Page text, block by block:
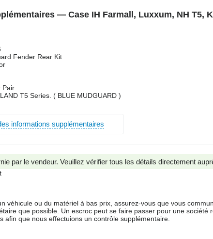
— Case IH Farmall, Luxxum, NH T5,
Fender Rear Kit
Pair
T5 Series. ( BLUE MUDGUARD )
informations supplémentaires
par le vendeur. Veuillez vérifier tous les détails directement
véhicule ou du matériel à bas prix, assurez-vous que vous
que possible. Un escroc peut se faire passer pour une société
afin que nous effectuions un contrôle supplémentaire.